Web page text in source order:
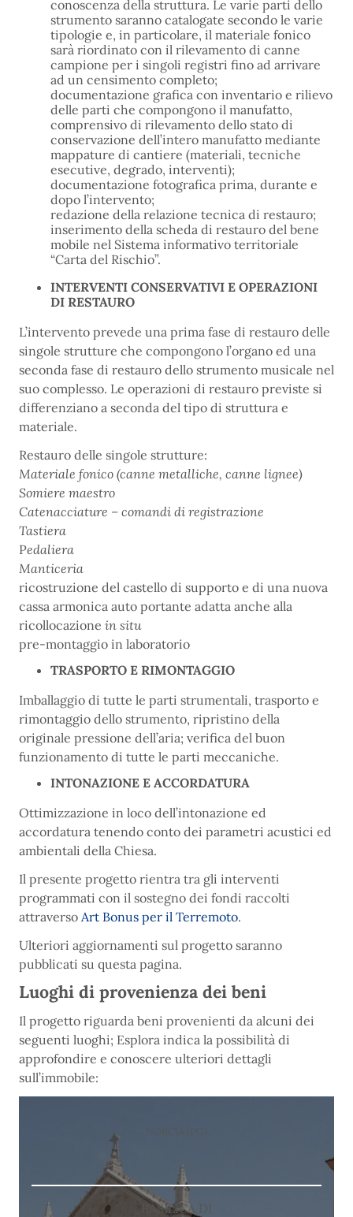
conoscenza della struttura. Le varie parti dello
strumento saranno catalogate secondo le varie
tipologie e, in particolare, il materiale fonico
sarà riordinato con il rilevamento di canne
campione per i singoli registri fino ad arrivare
ad un censimento completo;
documentazione grafica con inventario e rilievo
delle parti che compongono il manufatto,
comprensivo di rilevamento dello stato di
conservazione dell’intero manufatto mediante
mappature di cantiere (materiali, tecniche
esecutive, degrado, interventi);
documentazione fotografica prima, durante e
dopo l’intervento;
redazione della relazione tecnica di restauro;
inserimento della scheda di restauro del bene
mobile nel Sistema informativo territoriale
“Carta del Rischio”.
INTERVENTI CONSERVATIVI E OPERAZIONI
DI RESTAURO
L’intervento prevede una prima fase di restauro delle
singole strutture che compongono l’organo ed una
seconda fase di restauro dello strumento musicale nel
suo complesso. Le operazioni di restauro previste si
differenziano a seconda del tipo di struttura e
materiale.
Restauro delle singole strutture:
Materiale fonico (canne metalliche, canne lignee)
Somiere maestro
Catenacciature – comandi di registrazione
Tastiera
Pedaliera
Manticeria
ricostruzione del castello di supporto e di una nuova
cassa armonica auto portante adatta anche alla
ricollocazione in situ
pre-montaggio in laboratorio
TRASPORTO E RIMONTAGGIO
Imballaggio di tutte le parti strumentali, trasporto e
rimontaggio dello strumento, ripristino della
originale pressione dell’aria; verifica del buon
funzionamento di tutte le parti meccaniche.
INTONAZIONE E ACCORDATURA
Ottimizzazione in loco dell’intonazione ed
accordatura tenendo conto dei parametri acustici ed
ambientali della Chiesa.
Il presente progetto rientra tra gli interventi
programmati con il sostegno dei fondi raccolti
attraverso Art Bonus per il Terremoto.
Ulteriori aggiornamenti sul progetto saranno
pubblicati su questa pagina.
Luoghi di provenienza dei beni
Il progetto riguarda beni provenienti da alcuni dei
seguenti luoghi; Esplora indica la possibilità di
approfondire e conoscere ulteriori dettagli
sull’immobile:
NORCIA (PG)
BASILICA DI